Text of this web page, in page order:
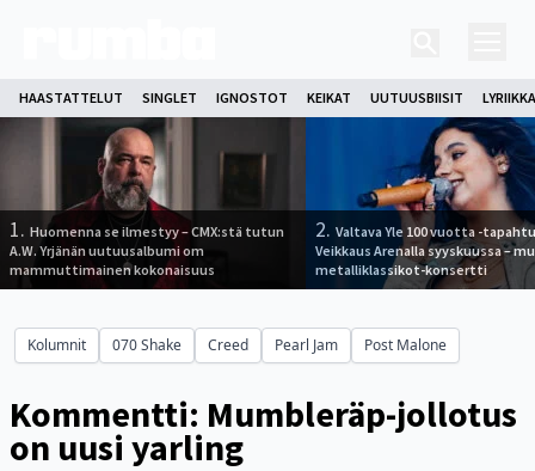
HAASTATTELUT SINGLET IGNOSTOT KEIKAT UUTUUSBIISIT
1. Huomenna se ilmestyy – CMX:stä tutun
A.W. Yrjänän uutuusalbumi om
mammuttimainen kokonaisuus
2. Valtava Yle 100 vuotta -
Veikkaus Arenalla syyskuussa –
metalliklassikot-konsertti
Kolumnit 070 Shake Creed Pearl Jam Post Malone
Kommentti: Mumbleräp-jollotus
on uusi yarling